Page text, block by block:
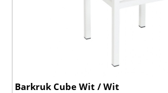
Barkruk Cube Wit / Wit